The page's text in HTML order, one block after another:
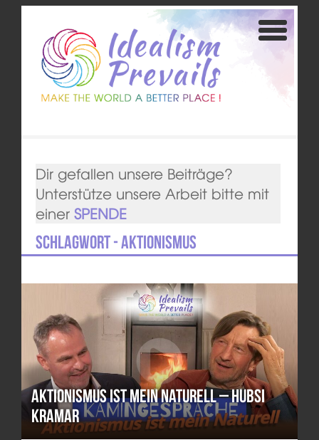
Dir gefallen unsere Beiträge?
Unterstütze unsere Arbeit bitte mit
einer SPENDE
Schlagwort - Aktionismus
Aktionismus ist mein Naturell – Hubsi
Kramar